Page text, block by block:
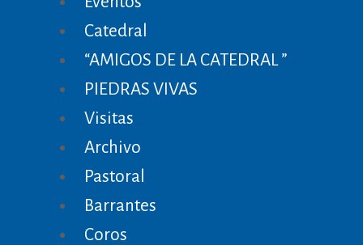
Catedral
“AMIGOS DE LA CATEDRAL ”
PIEDRAS VIVAS
Visitas
Archivo
Pastoral
Barrantes
Coros